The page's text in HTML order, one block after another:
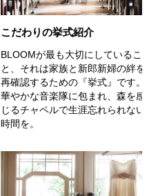
こだわりの挙式紹介
BLOOMが最も大切にしているこ
と、それは家族と新郎新婦の絆を
再確認するための『挙式』です。
華やかな音楽隊に包まれ、森を感
じるチャペルで生涯忘れられない
時間を。